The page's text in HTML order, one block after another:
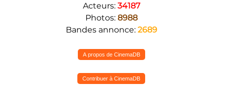
Acteurs: 34187
Photos: 8988
Bandes annonce: 2689
A propos de CinemaDB
Contribuer à CinemaDB